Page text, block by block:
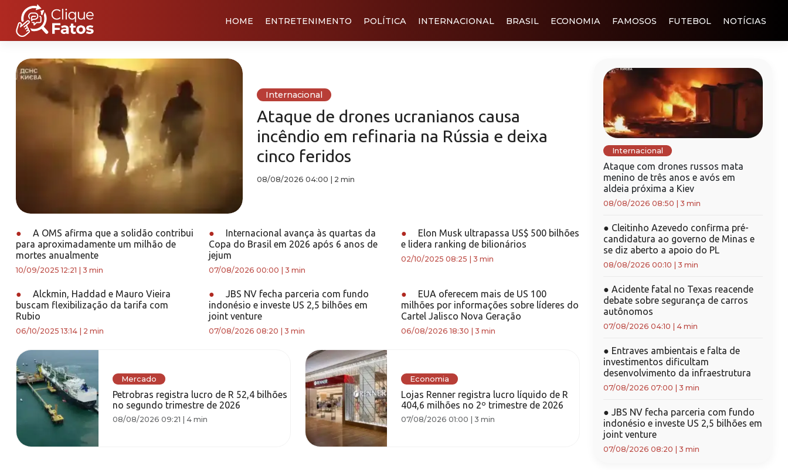
HOME ENTRETENIMENTO POLÍTICA INTERNACIONAL BRASIL ECONOMIA FAMOSOS FUTEBOL NOTÍCIAS
Internacional
Ataque de drones ucranianos causa
incêndio em refinaria na Rússia e deixa
cinco feridos
08/08/2026 04:00 2 min
●
A OMS afirma que a solidão contribui
para aproximadamente um milhão de
mortes anualmente
10/09/2025 12:21 3 min
●
Internacional avança às quartas da
Copa do Brasil em 2026 após 6 anos de
jejum
07/08/2026 00:00 3 min
●
Elon Musk ultrapassa US$ 500 bilhões
e lidera ranking de bilionários
02/10/2025 08:25 3 min
●
Alckmin, Haddad e Mauro Vieira
buscam flexibilização da tarifa com
Rubio
06/10/2025 13:14 2 min
●
JBS NV fecha parceria com fundo
indonésio e investe US 2,5 bilhões em
joint venture
07/08/2026 08:20 3 min
●
EUA oferecem mais de US 100
milhões por informações sobre líderes do
Cartel Jalisco Nova Geração
06/08/2026 18:30 3 min
Mercado
Petrobras registra lucro de R 52,4 bilhões
no segundo trimestre de 2026
08/08/2026 09:21 | 4 min
Economia
Lojas Renner registra lucro líquido de R
404,6 milhões no 2º trimestre de 2026
07/08/2026 01:00 |3 min
Internacional
Ataque com drones russos mata
menino de três anos e avós em
aldeia próxima a Kiev
08/08/2026 08:50 3 min
● Cleitinho Azevedo confirma pré-
candidatura ao governo de Minas e
se diz aberto a apoio do PL
08/08/2026 00:10 3 min
● Acidente fatal no Texas reacende
debate sobre segurança de carros
autônomos
07/08/2026 04:10 4 min
● Entraves ambientais e falta de
investimentos dificultam
desenvolvimento da infraestrutura
07/08/2026 07:00 3 min
● JBS NV fecha parceria com fundo
indonésio e investe US 2,5 bilhões em
joint venture
07/08/2026 08:20 3 min